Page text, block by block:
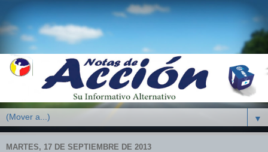
▼
MARTES, 17 DE SEPTIEMBRE DE 2013